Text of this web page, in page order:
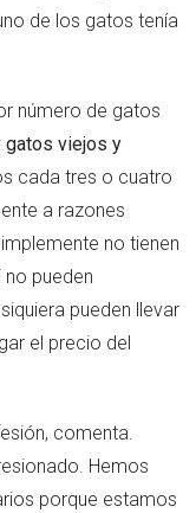
de los gatos tenía
número de gatos
gatos viejos y
cada tres o cuatro
a razones
no tienen
pueden
pueden llevar
el precio del
comenta.
Hemos
porque estamos